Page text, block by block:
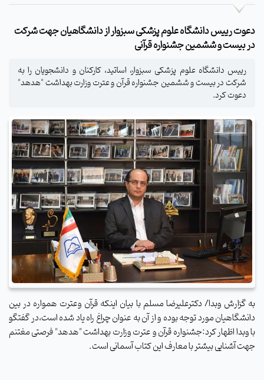
دعوت رییس دانشگاه علوم پزشکی سبزوار از دانشگاهیان جهت شرکت
در بیست و ششمین جشنواره قرآنی
رییس دانشگاه علوم پزشکی سبزوار، اساتید، کارکنان و دانشجویان را به
شرکت در بیست و ششمین جشنواره قرآن و عترت وزارت بهداشت "هدهد"
دعوت کرد.
به گزارش وبدا/ دکترعلیرضا مسلم با بیان اینکه قرآن وعترت همواره در بین
دانشگاهیان مورد توجه بوده و از آن به عنوان چراغ راه یاد شده است،در گفتگو
با وبدا اظهار کرد:جشنواره قرآن و عترت وزارت بهداشت "هدهد" فرصتی مغتنم
جهت آشنایی بیشتر با معارف این کتاب آسمانی است.